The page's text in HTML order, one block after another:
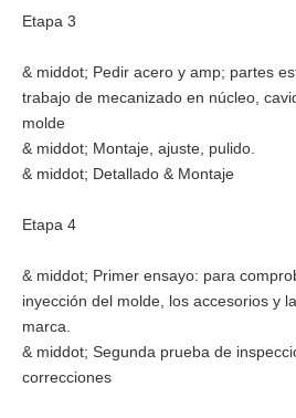
Etapa 3
& middot; Pedir acero y amp; partes
trabajo de mecanizado en núcleo,
molde
& middot; Montaje, ajuste, pulido.
& middot; Detallado & Montaje
Etapa 4
& middot; Primer ensayo: para
inyección del molde, los accesorios y
marca.
& middot; Segunda prueba de
correcciones